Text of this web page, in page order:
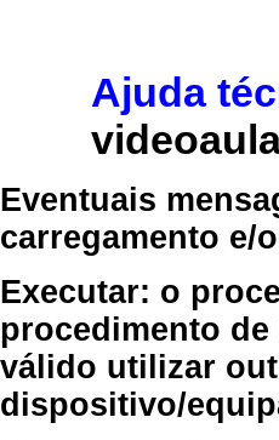
Ajuda
Eventuais
carregamento e/
Executar: o
procedimento
válido utilizar
dispositivo/